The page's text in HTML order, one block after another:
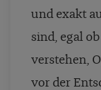
und exakt
sind, egal
verstehen,
vor der